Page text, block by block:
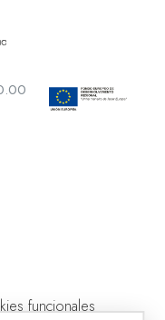
funcionales